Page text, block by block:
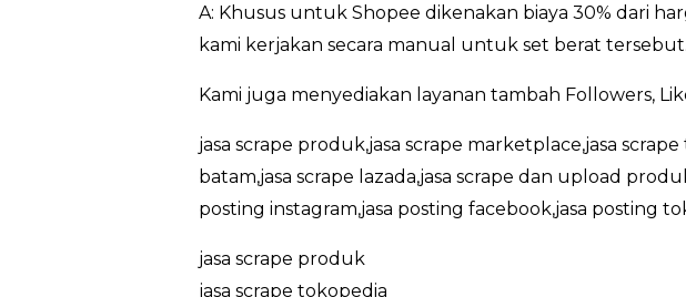
A: Khusus untuk Shopee dikenakan biaya 30% dari
kami kerjakan secara manual untuk set berat tersebut.
Kami juga menyediakan layanan tambah Followers,
jasa scrape produk,jasa scrape marketplace,jasa
batam,jasa scrape lazada,jasa scrape dan upload
posting instagram,jasa posting facebook,jasa posting
jasa scrape produk
jasa scrape tokopedia